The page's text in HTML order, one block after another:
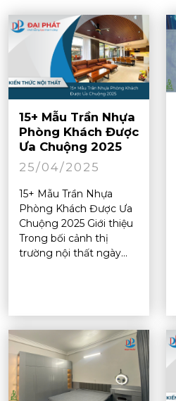
15+ Mẫu Trần Nhựa
Phòng Khách Được
Ưa Chuộng 2025
25/04/2025
15+ Mẫu Trần Nhựa
Phòng Khách Được Ưa
Chuộng 2025 Giới thiệu
Trong bối cảnh thị
trường nội thất ngày...